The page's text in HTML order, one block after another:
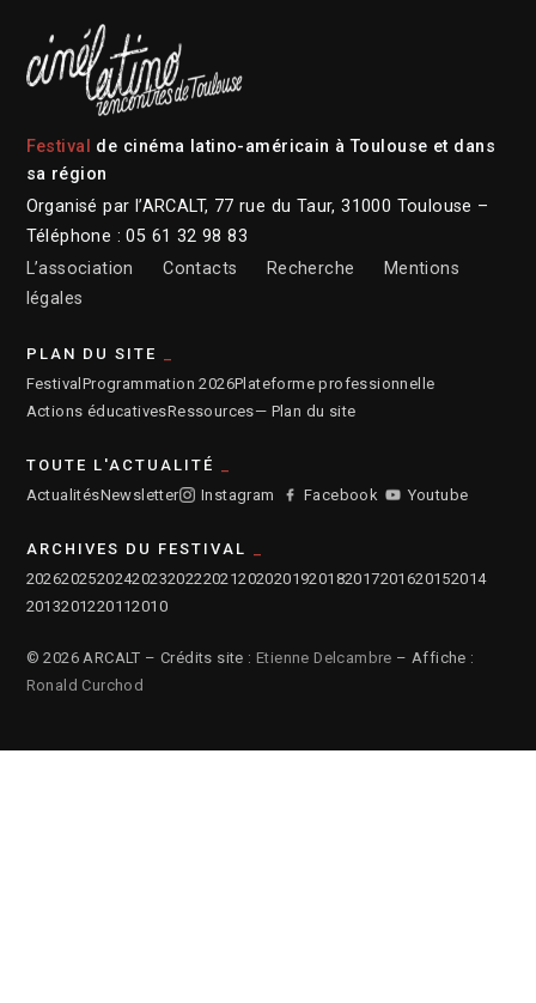
Festival
de cinéma latino-américain à Toulouse et dans
sa région
Organisé par l’ARCALT, 77 rue du Taur, 31000 Toulouse –
Téléphone : 05 61 32 98 83
L’association
Contacts Recherche
Mentions
légales
PLAN DU SITE
Festival Programmation 2026Plateforme professionnelle
Actions éducativesRessources— Plan du site
TOUTE L'ACTUALITÉ
ActualitésNewsletter Instagram Facebook Youtube
ARCHIVES DU FESTIVAL
2026202520242023202220212020201920182017201620152014
2013201220112010
© 2026 ARCALT – Crédits site : Etienne Delcambre – Affiche :
Ronald Curchod